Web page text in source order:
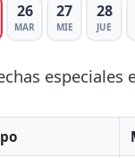
26
MAR
27
MIE
28
JUE
especiales